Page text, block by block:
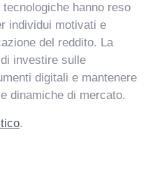
hanno reso
individui motivati e
del reddito. La
investire sulle
digitali e mantenere
dinamiche di mercato.
.